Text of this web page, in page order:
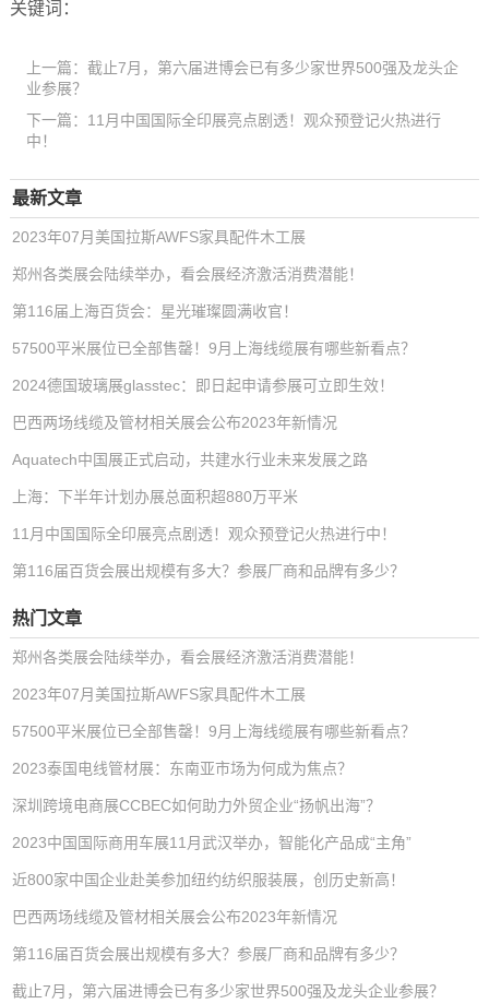
关键词：
上一篇： 截止7月，第六届进博会已有多少家世界500强及龙头企
业参展？
下一篇： 11月中国国际全印展亮点剧透！观众预登记火热进行
中！
最新文章
2023年07月美国拉斯AWFS家具配件木工展
郑州各类展会陆续举办，看会展经济激活消费潜能！
第116届上海百货会：星光璀璨圆满收官！
57500平米展位已全部售罄！9月上海线缆展有哪些新看点？
2024德国玻璃展glasstec：即日起申请参展可立即生效！
巴西两场线缆及管材相关展会公布2023年新情况
Aquatech中国展正式启动，共建水行业未来发展之路
上海：下半年计划办展总面积超880万平米
11月中国国际全印展亮点剧透！观众预登记火热进行中！
第116届百货会展出规模有多大？参展厂商和品牌有多少？
热门文章
郑州各类展会陆续举办，看会展经济激活消费潜能！
2023年07月美国拉斯AWFS家具配件木工展
57500平米展位已全部售罄！9月上海线缆展有哪些新看点？
2023泰国电线管材展：东南亚市场为何成为焦点？
深圳跨境电商展CCBEC如何助力外贸企业“扬帆出海”？
2023中国国际商用车展11月武汉举办，智能化产品成“主角”
近800家中国企业赴美参加纽约纺织服装展，创历史新高！
巴西两场线缆及管材相关展会公布2023年新情况
第116届百货会展出规模有多大？参展厂商和品牌有多少？
截止7月，第六届进博会已有多少家世界500强及龙头企业参展？